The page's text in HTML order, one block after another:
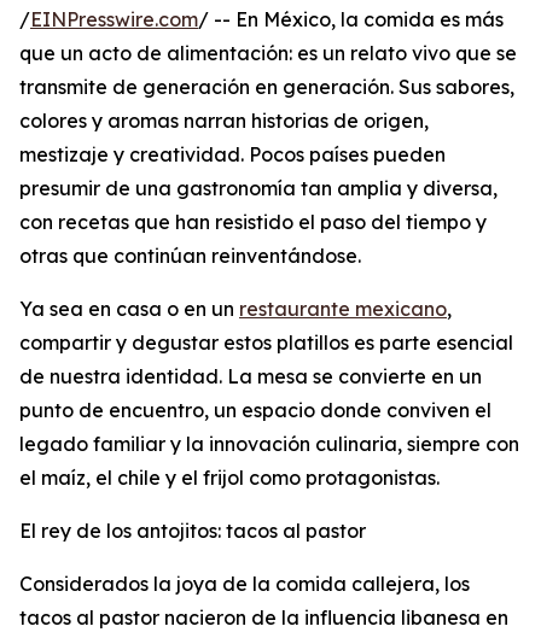
/EINPresswire.com/ -- En México, la comida es más
que un acto de alimentación: es un relato vivo que se
transmite de generación en generación. Sus sabores,
colores y aromas narran historias de origen,
mestizaje y creatividad. Pocos países pueden
presumir de una gastronomía tan amplia y diversa,
con recetas que han resistido el paso del tiempo y
otras que continúan reinventándose.
Ya sea en casa o en un restaurante mexicano,
compartir y degustar estos platillos es parte esencial
de nuestra identidad. La mesa se convierte en un
punto de encuentro, un espacio donde conviven el
legado familiar y la innovación culinaria, siempre con
el maíz, el chile y el frijol como protagonistas.
El rey de los antojitos: tacos al pastor
Considerados la joya de la comida callejera, los
tacos al pastor nacieron de la influencia libanesa en